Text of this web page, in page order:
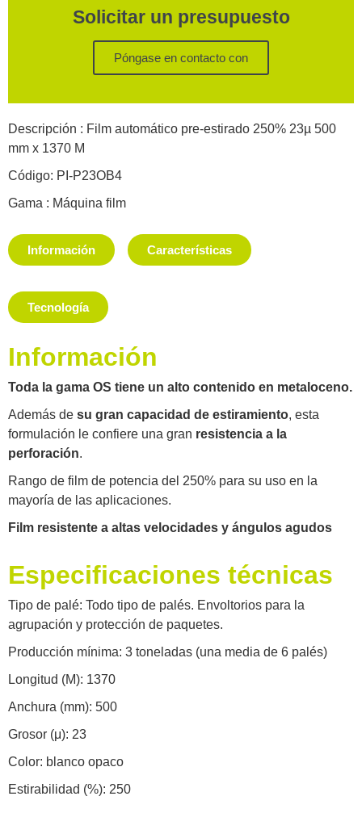
Solicitar un presupuesto
Póngase en contacto con
Descripción : Film automático pre-estirado 250% 23µ 500
mm x 1370 M
Código: PI-P23OB4
Gama : Máquina film
Información Características
Tecnología
Información
Toda la gama OS tiene un alto contenido en metaloceno.
Además de su gran capacidad de estiramiento, esta
formulación le confiere una gran resistencia a la
perforación.
Rango de film de potencia del 250% para su uso en la
mayoría de las aplicaciones.
Film resistente a altas velocidades y ángulos agudos
Especificaciones técnicas
Tipo de palé: Todo tipo de palés. Envoltorios para la
agrupación y protección de paquetes.
Producción mínima: 3 toneladas (una media de 6 palés)
Longitud (M): 1370
Anchura (mm): 500
Grosor (μ): 23
Color: blanco opaco
Estirabilidad (%): 250